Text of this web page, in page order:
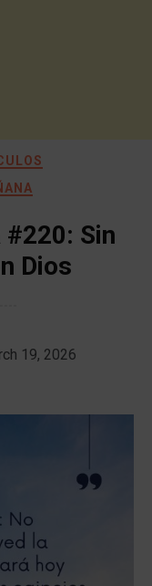
Sin
Dios
19, 2026